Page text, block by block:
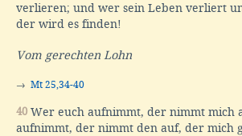
verlieren; und wer sein Leben verliert
der wird es finden!
Vom gerechten Lohn
→ Mt 25,34-40
40 Wer euch aufnimmt, der nimmt mich
aufnimmt, der nimmt den auf, der mich